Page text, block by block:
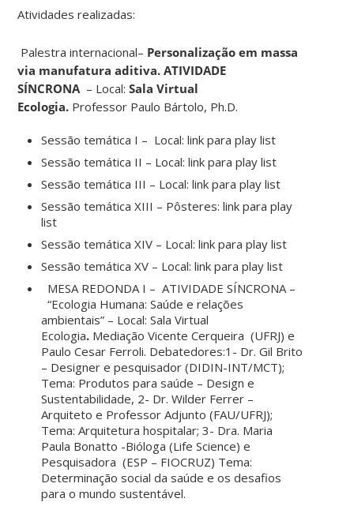
Atividades realizadas:
Palestra internacional– Personalização em massa
via manufatura aditiva. ATIVIDADE
SÍNCRONA – Local:Sala Virtual
Ecologia. Professor Paulo Bártolo, Ph.D.
Sessão temática I – Local: link para play list
Sessão temática II – Local: link para play list
Sessão temática III – Local: link para play list
Sessão temática XIII – Pôsteres: link para play
list
Sessão temática XIV – Local: link para play list
Sessão temática XV – Local: link para play list
MESA REDONDA I – ATIVIDADE SÍNCRONA –
“Ecologia Humana: Saúde e relações
ambientais” – Local: Sala Virtual
Ecologia. Mediação Vicente Cerqueira (UFRJ) e
Paulo Cesar Ferroli. Debatedores:1- Dr. Gil Brito
– Designer e pesquisador (DIDIN-INT/MCT);
Tema: Produtos para saúde – Design e
Sustentabilidade, 2- Dr. Wilder Ferrer –
Arquiteto e Professor Adjunto (FAU/UFRJ);
Tema: Arquitetura hospitalar; 3- Dra. Maria
Paula Bonatto -Bióloga (Life Science) e
Pesquisadora (ESP – FIOCRUZ) Tema:
Determinação social da saúde e os desafios
para o mundo sustentável.